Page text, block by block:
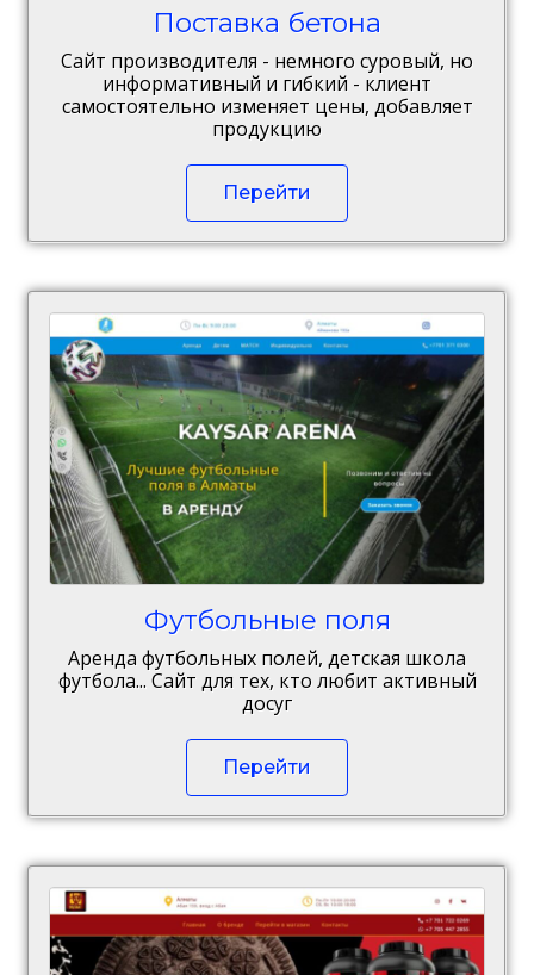
Поставка бетона
Сайт производителя - немного суровый, но
информативный и гибкий - клиент
самостоятельно изменяет цены, добавляет
продукцию
Перейти
Футбольные поля
Аренда футбольных полей, детская школа
футбола... Сайт для тех, кто любит активный
досуг
Перейти